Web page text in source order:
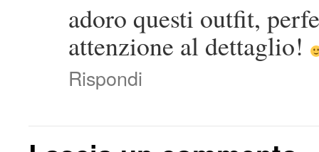
adoro questi outfit,
attenzione al dettaglio!
Rispondi